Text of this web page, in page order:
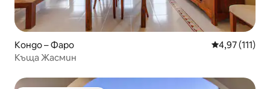
Кондо – Фаро Средна
4,97 (111)
Къща Жасмин